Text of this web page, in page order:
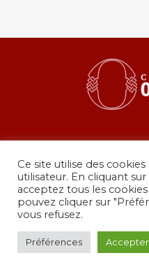
36 rue de
© Copyright 2024 -
Ce site utilise des
utilisateur. En cliquant
acceptez tous les
pouvez cliquer sur
vous refusez.
Préférences